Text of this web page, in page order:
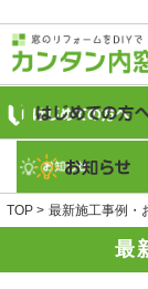
最
TOP 最新施工事例・